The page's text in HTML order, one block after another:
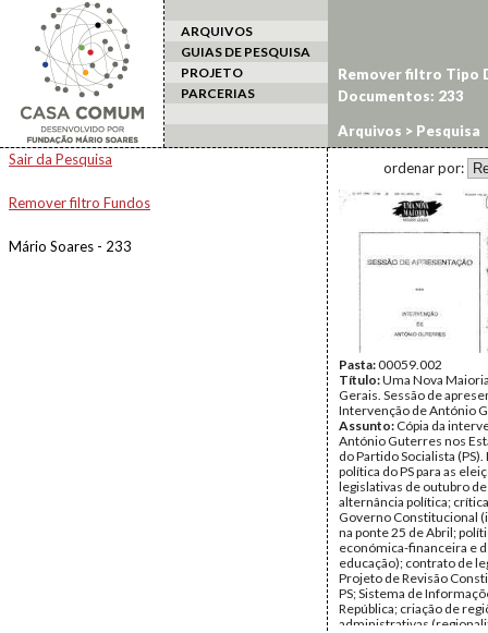
ARQUIVOS
GUIAS DE PESQUISA
PROJETO
PARCERIAS
Arquivos > Pesquisa
Sair da Pesquisa
Remover filtro Fundos
Mário Soares - 233
Remover filtro Tipo
Documentos: 233
ordenar por:
Pasta:00059.002
Título:Uma Nova
Gerais. Sessão de
Intervenção de António
Assunto: Cópia da
António Guterres nos
do Partido Socialista
política do PS para as
legislativas de outubro de
alternância política;
Governo Constitucional
na ponte 25 de Abril;
económica-financeira e
educação); contrato de
Projeto de Revisão
PS; Sistema de
República; criação de
administrativas